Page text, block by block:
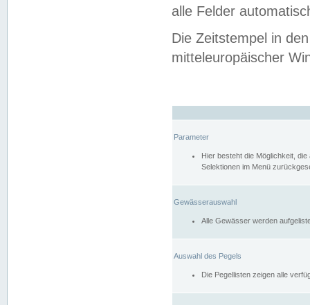
alle Felder
Die Zeitstempel in
mitteleuropäischer
Parameter
Hier besteht die Möglichkeit,
Selektionen im Menü
Gewässerauswahl
Alle Gewässer werden
Auswahl des Pegels
Die Pegellisten zeigen alle